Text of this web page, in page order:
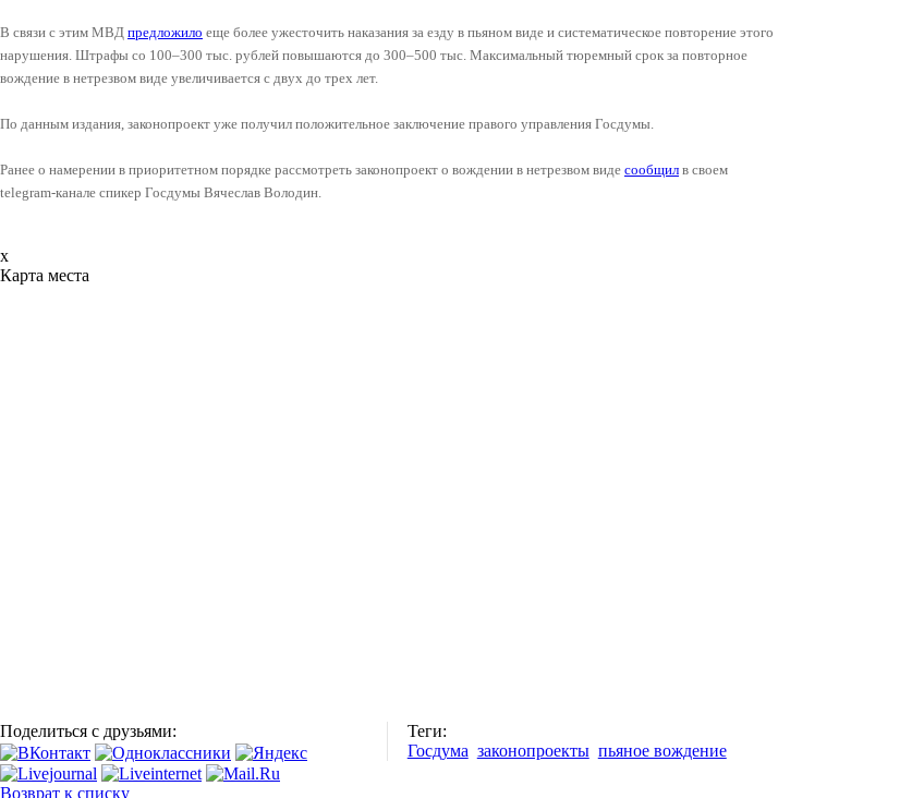
В связи с этим МВД предложило еще более ужесточить наказания за езду в пьяном виде и систематическое повторение этого
нарушения. Штрафы со 100–300 тыс. рублей повышаются до 300–500 тыс. Максимальный тюремный срок за повторное
вождение в нетрезвом виде увеличивается с двух до трех лет.
По данным издания, законопроект уже получил положительное заключение правого управления Госдумы.
Ранее о намерении в приоритетном порядке рассмотреть законопроект о вождении в нетрезвом виде сообщил в своем
telegram-канале спикер Госдумы Вячеслав Володин.
x
Карта места
Поделиться с друзьями:
Теги:
Госдума законопроекты пьяное вождение
Возврат к списку